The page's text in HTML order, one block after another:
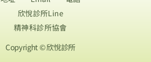
欣悅診所Line
精神科診所協會
Copyright © 欣悅診所